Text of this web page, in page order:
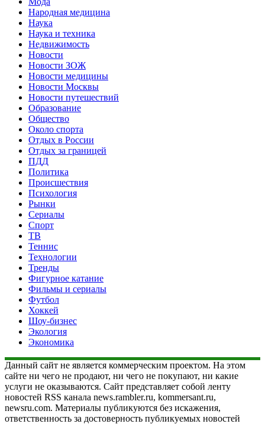
Народная медицина
Наука
Наука и техника
Недвижимость
Новости
Новости ЗОЖ
Новости медицины
Новости Москвы
Новости путешествий
Образование
Общество
Около спорта
Отдых в России
Отдых за границей
ПДД
Политика
Происшествия
Психология
Рынки
Сериалы
Спорт
ТВ
Теннис
Технологии
Тренды
Фигурное катание
Фильмы и сериалы
Футбол
Хоккей
Шоу-бизнес
Экология
Экономика
Данный сайт не является коммерческим проектом. На этом
сайте ни чего не продают, ни чего не покупают, ни какие
услуги не оказываются. Сайт представляет собой ленту
новостей RSS канала news.rambler.ru, kommersant.ru,
newsru.com. Материалы публикуются без искажения,
ответственность за достоверность публикуемых новостей